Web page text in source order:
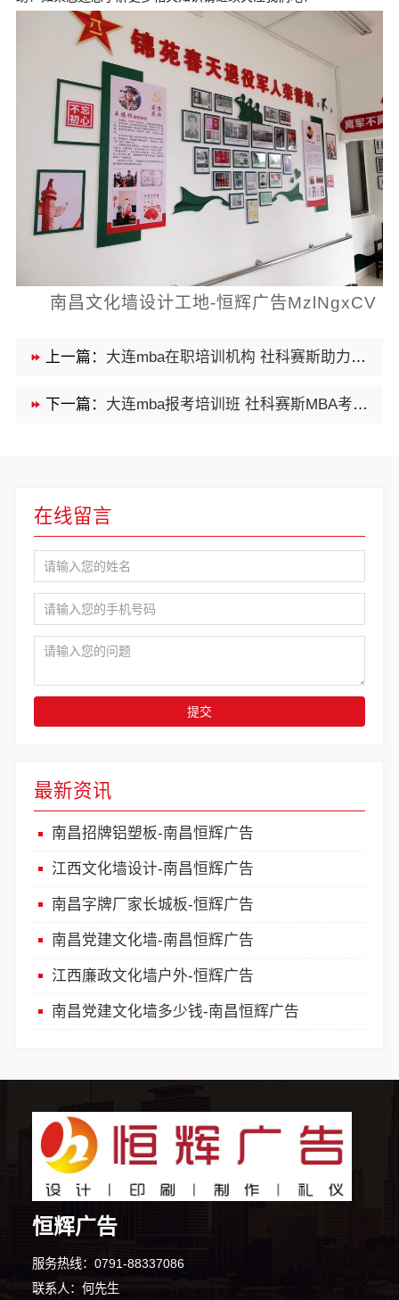
南昌文化墙设计工地-恒辉广告MzlNgxCV
上一篇： 大连mba在职培训机构 社科赛斯助力MBA考研成功
下一篇： 大连mba报考培训班 社科赛斯MBA考研全程规划
最新资讯
南昌招牌铝塑板-南昌恒辉广告
江西文化墙设计-南昌恒辉广告
南昌字牌厂家长城板-恒辉广告
南昌党建文化墙-南昌恒辉广告
江西廉政文化墙户外-恒辉广告
南昌党建文化墙多少钱-南昌恒辉广告
在线留言
提交
恒辉广告
服务热线：0791-88337086
联系人：何先生
9分钟前 刘先生 正在咨询